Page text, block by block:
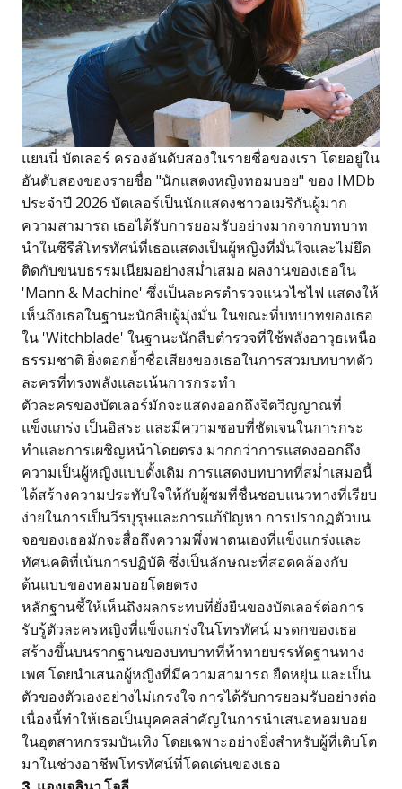
แยนนี่ บัตเลอร์ ครองอันดับสองในรายชื่อของเรา โดยอยู่ใน
อันดับสองของรายชื่อ "นักแสดงหญิงทอมบอย" ของ IMDb
ประจำปี 2026 บัตเลอร์เป็นนักแสดงชาวอเมริกันผู้มาก
ความสามารถ เธอได้รับการยอมรับอย่างมากจากบทบาท
นำในซีรีส์โทรทัศน์ที่เธอแสดงเป็นผู้หญิงที่มั่นใจและไม่ยึด
ติดกับขนบธรรมเนียมอย่างสม่ำเสมอ ผลงานของเธอใน
'Mann & Machine' ซึ่งเป็นละครตำรวจแนวไซไฟ แสดงให้
เห็นถึงเธอในฐานะนักสืบผู้มุ่งมั่น ในขณะที่บทบาทของเธอ
ใน 'Witchblade' ในฐานะนักสืบตำรวจที่ใช้พลังอาวุธเหนือ
ธรรมชาติ ยิ่งตอกย้ำชื่อเสียงของเธอในการสวมบทบาทตัว
ละครที่ทรงพลังและเน้นการกระทำ
ตัวละครของบัตเลอร์มักจะแสดงออกถึงจิตวิญญาณที่
แข็งแกร่ง เป็นอิสระ และมีความชอบที่ชัดเจนในการกระ
ทำและการเผชิญหน้าโดยตรง มากกว่าการแสดงออกถึง
ความเป็นผู้หญิงแบบดั้งเดิม การแสดงบทบาทที่สม่ำเสมอนี้
ได้สร้างความประทับใจให้กับผู้ชมที่ชื่นชอบแนวทางที่เรียบ
ง่ายในการเป็นวีรบุรุษและการแก้ปัญหา การปรากฏตัวบน
จอของเธอมักจะสื่อถึงความพึ่งพาตนเองที่แข็งแกร่งและ
ทัศนคติที่เน้นการปฏิบัติ ซึ่งเป็นลักษณะที่สอดคล้องกับ
ต้นแบบของทอมบอยโดยตรง
หลักฐานชี้ให้เห็นถึงผลกระทบที่ยั่งยืนของบัตเลอร์ต่อการ
รับรู้ตัวละครหญิงที่แข็งแกร่งในโทรทัศน์ มรดกของเธอ
สร้างขึ้นบนรากฐานของบทบาทที่ท้าทายบรรทัดฐานทาง
เพศ โดยนำเสนอผู้หญิงที่มีความสามารถ ยืดหยุ่น และเป็น
ตัวของตัวเองอย่างไม่เกรงใจ การได้รับการยอมรับอย่างต่อ
เนื่องนี้ทำให้เธอเป็นบุคคลสำคัญในการนำเสนอทอมบอย
ในอุตสาหกรรมบันเทิง โดยเฉพาะอย่างยิ่งสำหรับผู้ที่เติบโต
มาในช่วงอาชีพโทรทัศน์ที่โดดเด่นของเธอ